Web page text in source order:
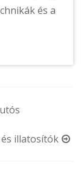
és a
illatosítók